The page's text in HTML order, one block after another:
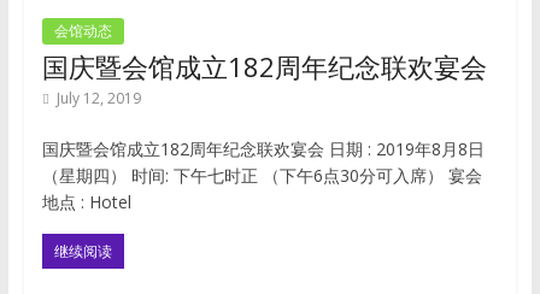
会馆动态
国庆暨会馆成立182周年纪念联欢宴会
July 12, 2019
国庆暨会馆成立182周年纪念联欢宴会 日期 : 2019年8月8日
（星期四） 时间: 下午七时正 （下午6点30分可入席） 宴会
地点 : Hotel
继续阅读